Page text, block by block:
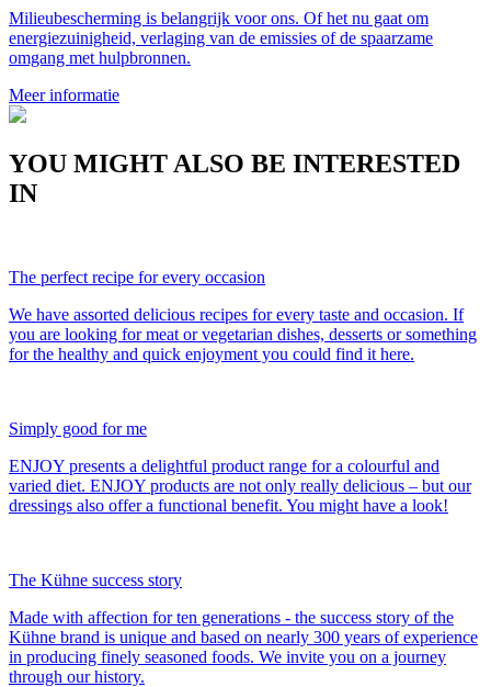
Milieubescherming is belangrijk voor ons. Of het nu gaat om
energiezuinigheid, verlaging van de emissies of de spaarzame
omgang met hulpbronnen.
Meer informatie
YOU MIGHT ALSO BE INTERESTED
IN
The perfect recipe for every occasion
We have assorted delicious recipes for every taste and occasion. If
you are looking for meat or vegetarian dishes, desserts or something
for the healthy and quick enjoyment you could find it here.
Simply good for me
ENJOY presents a delightful product range for a colourful and
varied diet. ENJOY products are not only really delicious – but our
dressings also offer a functional benefit. You might have a look!
The Kühne success story
Made with affection for ten generations - the success story of the
Kühne brand is unique and based on nearly 300 years of experience
in producing finely seasoned foods. We invite you on a journey
through our history.